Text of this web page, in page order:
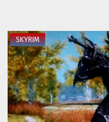
SKYRIM